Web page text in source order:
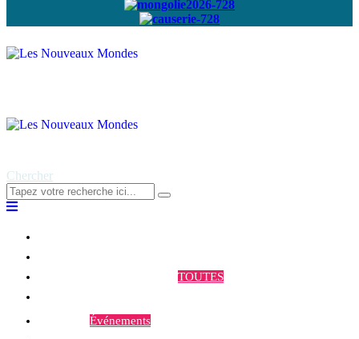
notre newsletter
Chercher
TOUTES
Événements